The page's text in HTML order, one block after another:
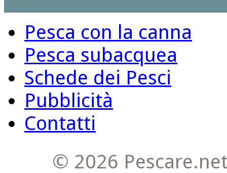
Pesca con la canna
Pesca subacquea
Schede dei Pesci
Pubblicità
Contatti
© 2026